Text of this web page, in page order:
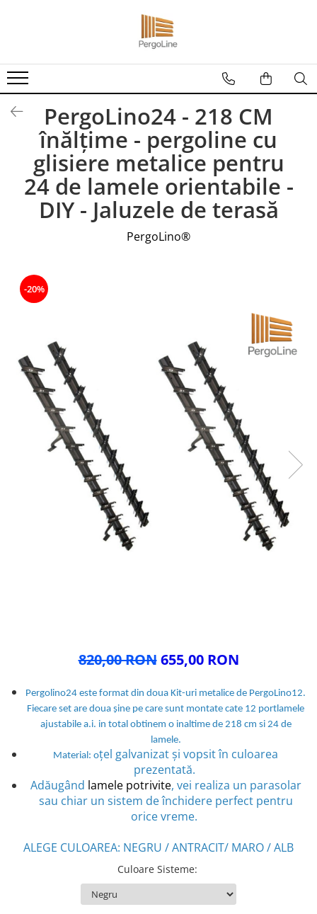
Kit PergoLino orizontal
PergoLino Vertical
Tratarea lemnului
Impregnanti pentru lemn
DecoLine
Conectori metalici
Spatii exterioare
Decoratiuni ''Tree of life"
Panouri porti si garduri
Terasa cadru container
Feroneriile PergoLino®
Glisiere din aluminiu
Glisiere compozit HDPE
Accesorii
PergoLino24 - 218 CM
înălțime - pergoline cu
glisiere metalice pentru
24 de lamele orientabile -
DIY - Jaluzele de terasă
PergoLino®
-20%
820,00 RON 655,00 RON
Pergolino24 este format din doua Kit-uri metalice de PergoLino12.
Fiecare set are doua șine pe care sunt montate cate 12 portlamele
ajustabile a.i. in total obtinem o inaltime de 218 cm si 24 de
lamele.
Material: oțel galvanizat și vopsit în culoarea
prezentată.
Adăugând lamele potrivite, vei realiza un parasolar
sau chiar un sistem de închidere perfect pentru
orice vreme.
ALEGE CULOAREA: NEGRU / ANTRACIT/ MARO / ALB
Culoare Sisteme: